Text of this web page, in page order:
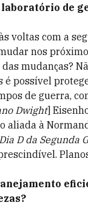
de
voltas com a
nos
mudanças?
é possível
de guerra,
Dwight]
aliada à
D da Segunda